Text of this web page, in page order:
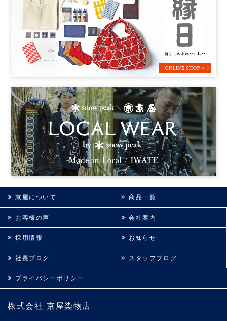
株式会社 京屋染物店
京屋について 商品一覧
お客様の声 会社案内
採用情報 お知らせ
社長ブログ スタッフブログ
プライバシーポリシー